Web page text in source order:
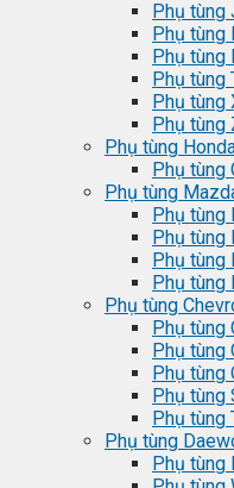
Phụ tùng
Phụ tùng
Phụ tùng
Phụ tùng
Phụ tùng
Phụ tùng
Phụ tùng
Phụ tùng
Phụ tùng
Phụ tùng
Phụ tùng
Phụ tùng
Phụ tùng
Phụ tùng
Phụ tùng
Phụ tùng
Phụ tùng
Phụ tùng
Phụ tùng
Phụ tùng
Phụ tùng